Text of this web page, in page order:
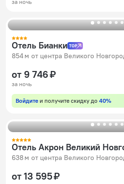
за ночь
Отель Бианки
854 м от центра Великого
от 9 746 ₽
за ночь
Войдите и получите скидку до 40%
Отель Акрон Великий
638 м от центра Великого
от 13 595 ₽